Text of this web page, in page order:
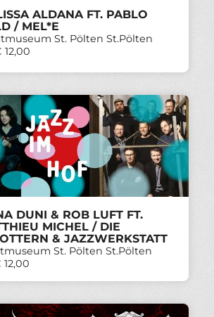
ALDANA FT. PABLO
/ MEL*E
St. Pölten St.Pölten
12,00
DUNI & ROB LUFT FT.
MICHEL / DIE
& JAZZWERKSTATT
St. Pölten St.Pölten